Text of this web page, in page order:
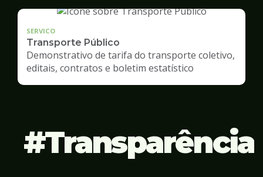
SERVICO
Transporte Público
Demonstrativo de tarifa do transporte coletivo,
editais, contratos e boletim estatístico
Transparência